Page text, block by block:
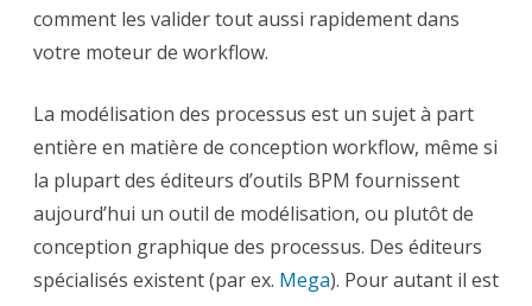
comment les valider tout aussi rapidement dans
votre moteur de workflow.
La modélisation des processus est un sujet à part
entière en matière de conception workflow, même si
la plupart des éditeurs d’outils BPM fournissent
aujourd’hui un outil de modélisation, ou plutôt de
conception graphique des processus. Des éditeurs
spécialisés existent (par ex. Mega). Pour autant il est